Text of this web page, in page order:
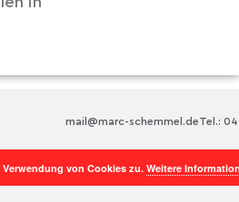
Tel.:
mail@marc-schemmel.de
von Cookies zu. Weitere